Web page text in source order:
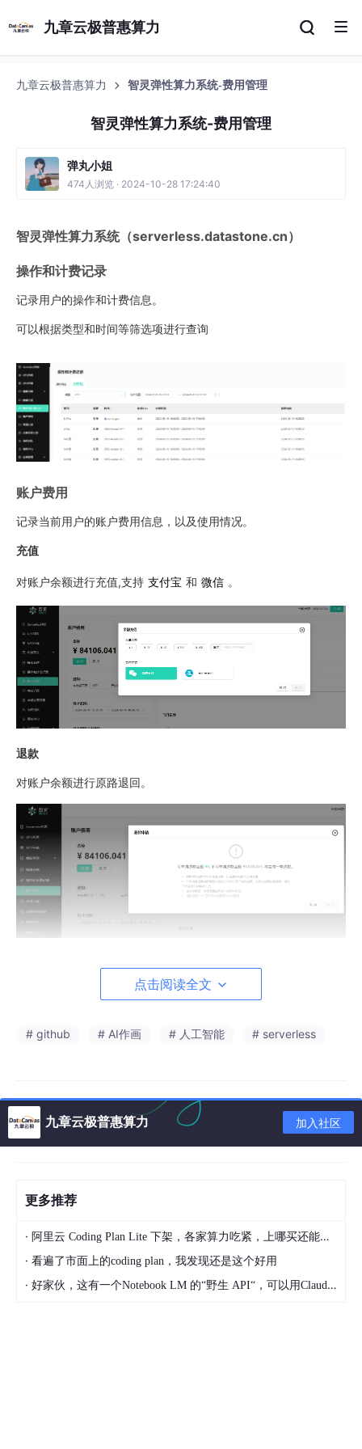
九章云极普惠算力
九章云极普惠算力 智灵弹性算力系统-费用管理
智灵弹性算力系统-费用管理
弹丸小姐
474人浏览 · 2024-10-28 17:24:40
智灵弹性算力系统（serverless.datastone.cn）
操作和计费记录
记录用户的操作和计费信息。
可以根据类型和时间等筛选项进行查询
账户费用
记录当前用户的账户费用信息，以及使用情况。
充值
对账户余额进行充值,支持 支付宝 和 微信 。
退款
对账户余额进行原路退回。
开启此功能后，当前余额消耗到指定金额，会通过注册手机号进行
充值记录
点击阅读全文
# github # AI作画 # 人工智能 # serverless
九章云极普惠算力 加入社区
更多推荐
· 阿里云 Coding Plan Lite 下架，各家算力吃紧，上哪买还能支持GLM-5和5.1的coding plan？_2026-04-15
· 看遍了市面上的coding plan，我发现还是这个好用
· 好家伙，这有一个Notebook LM 的“野生 API“，可以用Claude Code免费用 Google 大模型